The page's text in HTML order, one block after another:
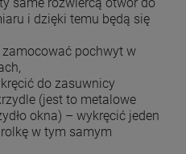
i dzięki temu będą się
pochwyt w
do zasuwnicy
(jest to metalowe
okna) – wykręcić jeden
w tym samym